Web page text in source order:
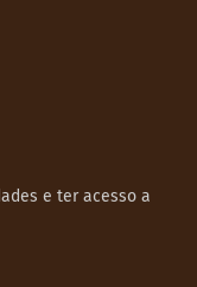
e ter acesso a